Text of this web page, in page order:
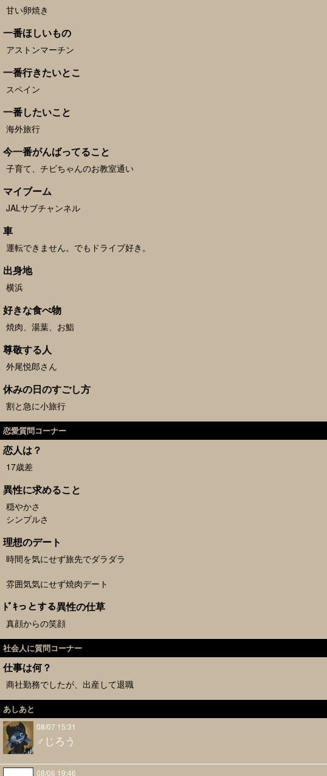
甘い卵焼き
一番ほしいもの
アストンマーチン
一番行きたいとこ
スペイン
一番したいこと
海外旅行
今一番がんばってること
子育て、チビちゃんのお教室通い
マイブーム
JALサブチャンネル
車
運転できません。でもドライブ好き。
出身地
横浜
好きな食べ物
焼肉、湯葉、お鮨
尊敬する人
外尾悦郎さん
休みの日のすごし方
割と急に小旅行
恋愛質問コーナー
恋人は？
17歳差
異性に求めること
穏やかさ
シンプルさ
理想のデート
時間を気にせず旅先でダラダラ
雰囲気気にせず焼肉デート
ﾄﾞｷっとする異性の仕草
真顔からの笑顔
社会人に質問コーナー
仕事は何？
商社勤務でしたが、出産して退職
あしあと
08/07 15:31
♂じろう
08/06 19:46